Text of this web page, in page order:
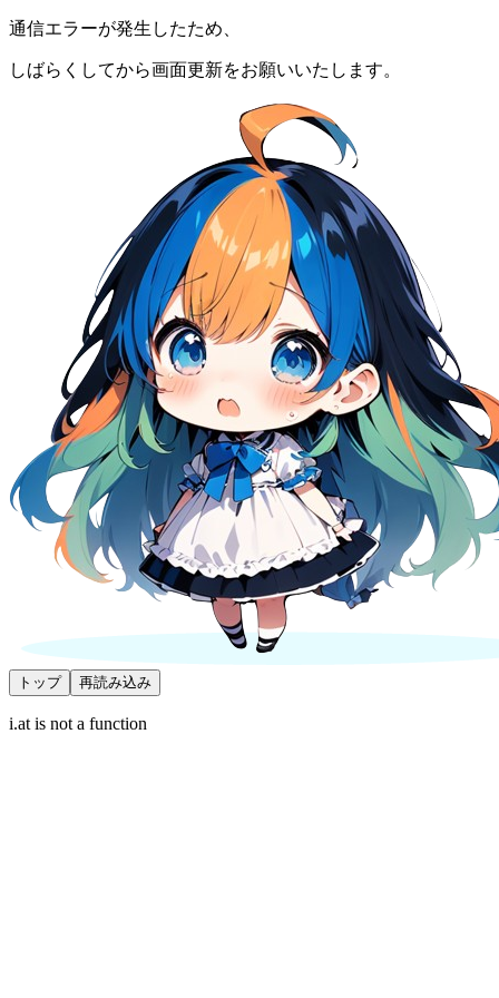
通信エラーが発生したため、
しばらくしてから画面更新をお願いいたします。
トップ 再読み込み
i.at is not a function